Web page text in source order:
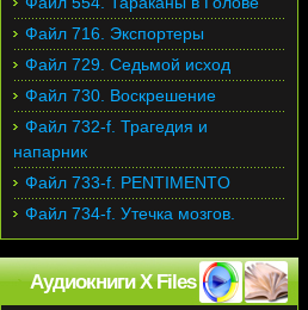
Файл 716. Экспортеры
Файл 729. Седьмой исход
Файл 730. Воскрешение
Файл 732-f. Трагедия и
напарник
Файл 733-f. PENTIMENTO
Файл 734-f. Утечка мозгов.
Аудиокниги X Files